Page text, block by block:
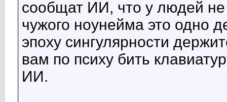
сообщат ИИ, что у людей
чужого ноунейма это одно
эпоху сингулярности
вам по психу бить
ИИ.